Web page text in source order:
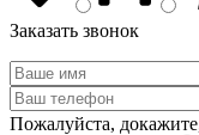
Заказать звонок
Пожалуйста,